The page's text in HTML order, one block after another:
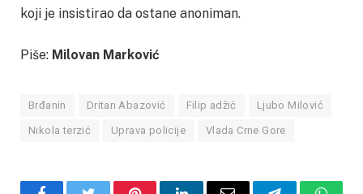
koji je insistirao da ostane anoniman.
Piše: Milovan Marković
Brđanin Dritan Abazović Filip adžić Ljubo Milović
Nikola terzić Uprava policije Vlada Crne Gore